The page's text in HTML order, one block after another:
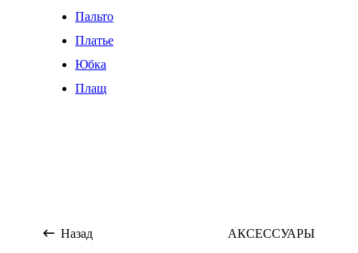
Пальто
Платье
Юбка
Плащ
Назад АКСЕССУАРЫ